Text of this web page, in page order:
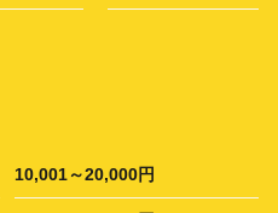
10,001～20,000円